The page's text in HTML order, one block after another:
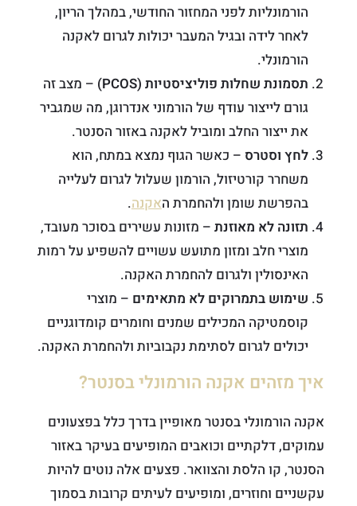
הורמונליות לפני המחזור החודשי, במהלך הריון,
לאחר לידה ובגיל המעבר יכולות לגרום לאקנה
הורמונלי.
תסמונת שחלות פוליציסטיות (PCOS)
– מצב זה
גורם לייצור עודף של הורמוני אנדרוגן, מה שמגביר
את ייצור החלב ומוביל לאקנה באזור הסנטר.
לחץ וסטרס – כאשר הגוף נמצא במתח, הוא
משחרר קורטיזול, הורמון שעלול לגרום לעלייה
בהפרשת שומן ולהחמרת האקנה.
תזונה לא מאוזנת – מזונות עשירים בסוכר מעובד,
מוצרי חלב ומזון מתועש עשויים להשפיע על רמות
האינסולין ולגרום להחמרת האקנה.
שימוש בתמרוקים לא מתאימים – מוצרי
קוסמטיקה המכילים שמנים וחומרים קומדוגניים
יכולים לגרום לסתימת נקבוביות ולהחמרת האקנה.
איך מזהים אקנה הורמונלי בסנטר?
אקנה הורמונלי בסנטר מאופיין בדרך כלל בפצעונים
עמוקים, דלקתיים וכואבים המופיעים בעיקר באזור
הסנטר, קו הלסת והצוואר. פצעים אלה נוטים להיות
עקשניים וחוזרים, ומופיעים לעיתים קרובות בסמוך